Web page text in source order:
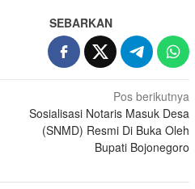
SEBARKAN
Pos berikutnya
Sosialisasi Notaris Masuk Desa
(SNMD) Resmi Di Buka Oleh
Bupati Bojonegoro